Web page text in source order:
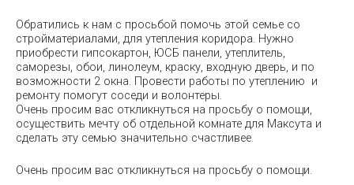
Обратились к нам с просьбой помочь этой семье со
стройматериалами, для утепления коридора. Нужно
приобрести гипсокартон, ЮСБ панели, утеплитель,
саморезы, обои, линолеум, краску, входную дверь, и по
возможности 2 окна. Провести работы по утеплению и
ремонту помогут соседи и волонтеры.
Очень просим вас откликнуться на просьбу о помощи,
осуществить мечту об отдельной комнате для Максута и
сделать эту семью значительно счастливее.
Очень просим вас откликнуться на просьбу о помощи.